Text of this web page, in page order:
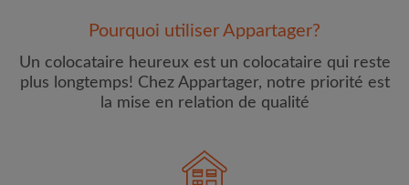
Pourquoi utiliser Appartager?
Un colocataire heureux est un colocataire qui reste
plus longtemps! Chez Appartager, notre priorité est
la mise en relation de qualité